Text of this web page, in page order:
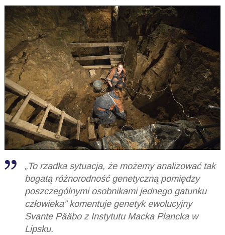
„To rzadka sytuacja, że możemy analizować tak
bogatą różnorodność genetyczną pomiędzy
poszczególnymi osobnikami jednego gatunku
człowieka” komentuje genetyk ewolucyjny
Svante Pääbo z Instytutu Macka Plancka w
Lipsku.